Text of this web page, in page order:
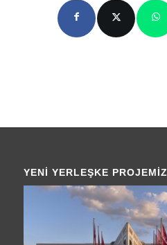
YENI YERLEŞKE PROJEMIZ